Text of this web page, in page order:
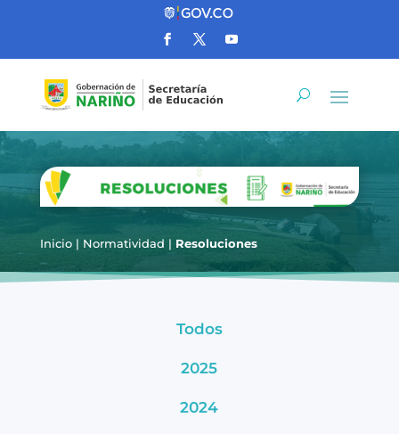
Inicio| Normatividad | Resoluciones
Todos
2025
2024